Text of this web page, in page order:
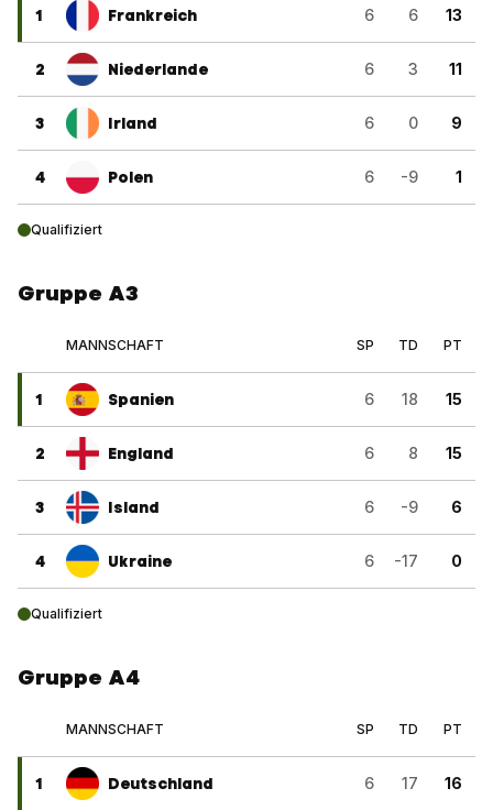
1 Frankreich 6 6 13
2 Niederlande 6 3 11
3 Irland 6 0 9
4 Polen 6 -9 1
Qualifiziert
Gruppe A3
MANNSCHAFT SP TD PT
1 Spanien 6 18 15
2 England 6 8 15
3 Island 6 -9 6
4 Ukraine 6 -17 0
Qualifiziert
Gruppe A4
MANNSCHAFT SP TD PT
1 Deutschland 6 17 16